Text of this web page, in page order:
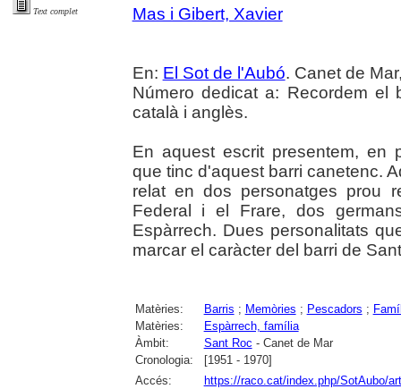
Text complet
Mas i Gibert, Xavier
En: El Sot de l'Aubó. Canet de
Número dedicat a: Recordem
català i anglès.
En aquest escrit presentem, en
que tinc d'aquest barri canetenc.
relat en dos personatges prou
Federal i el Frare, dos
Espàrrech. Dues personalitats
marcar el caràcter del barri de
Matèries: Barris ; Memòries ; Pescadors ;
Matèries:
Espàrrech, família
Àmbit:
Sant Roc - Canet de Mar
Cronologia:
[1951 - 1970]
Accés:
https://raco.cat/index.php/SotAubo/